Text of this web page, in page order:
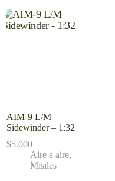
AIM-9 L/M
Sidewinder – 1:32
$5.000
Aire a aire,
Misiles